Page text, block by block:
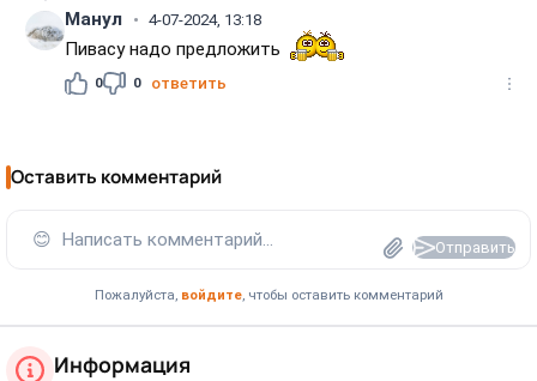
Манул 4-07-2024, 13:18
Пивасу надо предложить
0 0 ответить
Оставить комментарий
😊 Написать комментарий... Отправить
Пожалуйста, войдите, чтобы оставить комментарий
Информация